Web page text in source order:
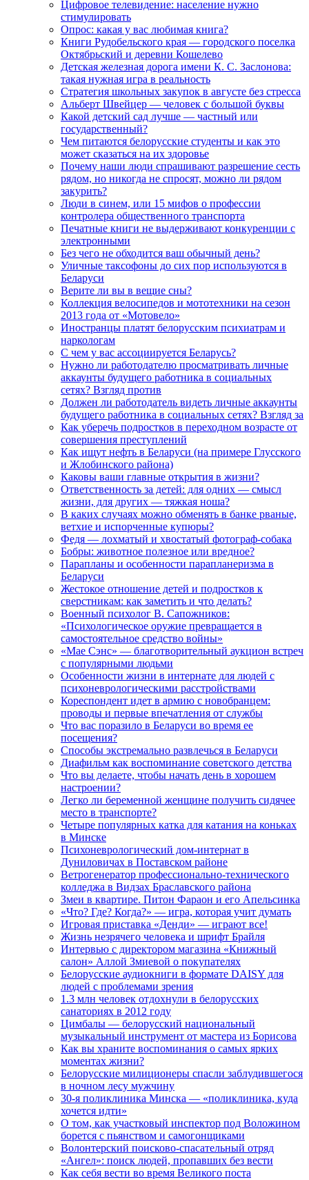
Цифровое телевидение: население нужно
стимулировать
Опрос: какая у вас любимая книга?
Книги Рудобельского края — городского поселка
Октябрьский и деревни Кошелево
Детская железная дорога имени К. С. Заслонова:
такая нужная игра в реальность
Стратегия школьных закупок в августе без стресса
Альберт Швейцер — человек с большой буквы
Какой детский сад лучше — частный или
государственный?
Чем питаются белорусские студенты и как это
может сказаться на их здоровье
Почему наши люди спрашивают разрешение сесть
рядом, но никогда не спросят, можно ли рядом
закурить?
Люди в синем, или 15 мифов о профессии
контролера общественного транспорта
Печатные книги не выдерживают конкуренции с
электронными
Без чего не обходится ваш обычный день?
Уличные таксофоны до сих пор используются в
Беларуси
Верите ли вы в вещие сны?
Коллекция велосипедов и мототехники на сезон
2013 года от «Мотовело»
Иностранцы платят белорусским психиатрам и
наркологам
С чем у вас ассоциируется Беларусь?
Нужно ли работодателю просматривать личные
аккаунты будущего работника в социальных
сетях? Взгляд против
Должен ли работодатель видеть личные аккаунты
будущего работника в социальных сетях? Взгляд за
Как уберечь подростков в переходном возрасте от
совершения преступлений
Как ищут нефть в Беларуси (на примере Глусского
и Жлобинского района)
Каковы ваши главные открытия в жизни?
Ответственность за детей: для одних — смысл
жизни, для других — тяжкая ноша?
В каких случаях можно обменять в банке рваные,
ветхие и испорченные купюры?
Федя — лохматый и хвостатый фотограф-собака
Бобры: животное полезное или вредное?
Парапланы и особенности парапланеризма в
Беларуси
Жестокое отношение детей и подростков к
сверстникам: как заметить и что делать?
Военный психолог В. Сапожников:
«Психологическое оружие превращается в
самостоятельное средство войны»
«Мае Сэнс» — благотворительный аукцион встреч
с популярными людьми
Особенности жизни в интернате для людей с
психоневрологическими расстройствами
Кореспондент идет в армию с новобранцем:
проводы и первые впечатления от службы
Что вас поразило в Беларуси во время ее
посещения?
Способы экстремально развлечься в Беларуси
Диафильм как воспоминание советского детства
Что вы делаете, чтобы начать день в хорошем
настроении?
Легко ли беременной женщине получить сидячее
место в транспорте?
Четыре популярных катка для катания на коньках
в Минске
Психоневрологический дом-интернат в
Дуниловичах в Поставском районе
Ветрогенератор профессионально-технического
колледжа в Видзах Браславского района
Змеи в квартире. Питон Фараон и его Апельсинка
«Что? Где? Когда?» — игра, которая учит думать
Игровая приставка «Денди» — играют все!
Жизнь незрячего человека и шрифт Брайля
Интервью с директором магазина «Книжный
салон» Аллой Змиевой о покупателях
Белорусские аудиокниги в формате DAISY для
людей с проблемами зрения
1.3 млн человек отдохнули в белорусских
санаториях в 2012 году
Цимбалы — белорусский национальный
музыкальный инструмент от мастера из Борисова
Как вы храните воспоминания о самых ярких
моментах жизни?
Белорусские милиционеры спасли заблудившегося
в ночном лесу мужчину
30-я поликлиника Минска — «поликлиника, куда
хочется идти»
О том, как участковый инспектор под Воложином
борется с пьянством и самогонщиками
Волонтерский поисково-спасательный отряд
«Ангел»: поиск людей, пропавших без вести
Как себя вести во время Великого поста